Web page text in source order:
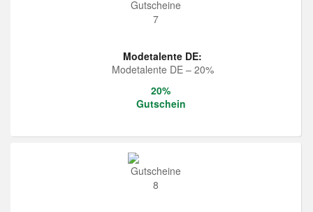
Modetalente DE:
Modetalente DE – 20%
20%
Gutschein